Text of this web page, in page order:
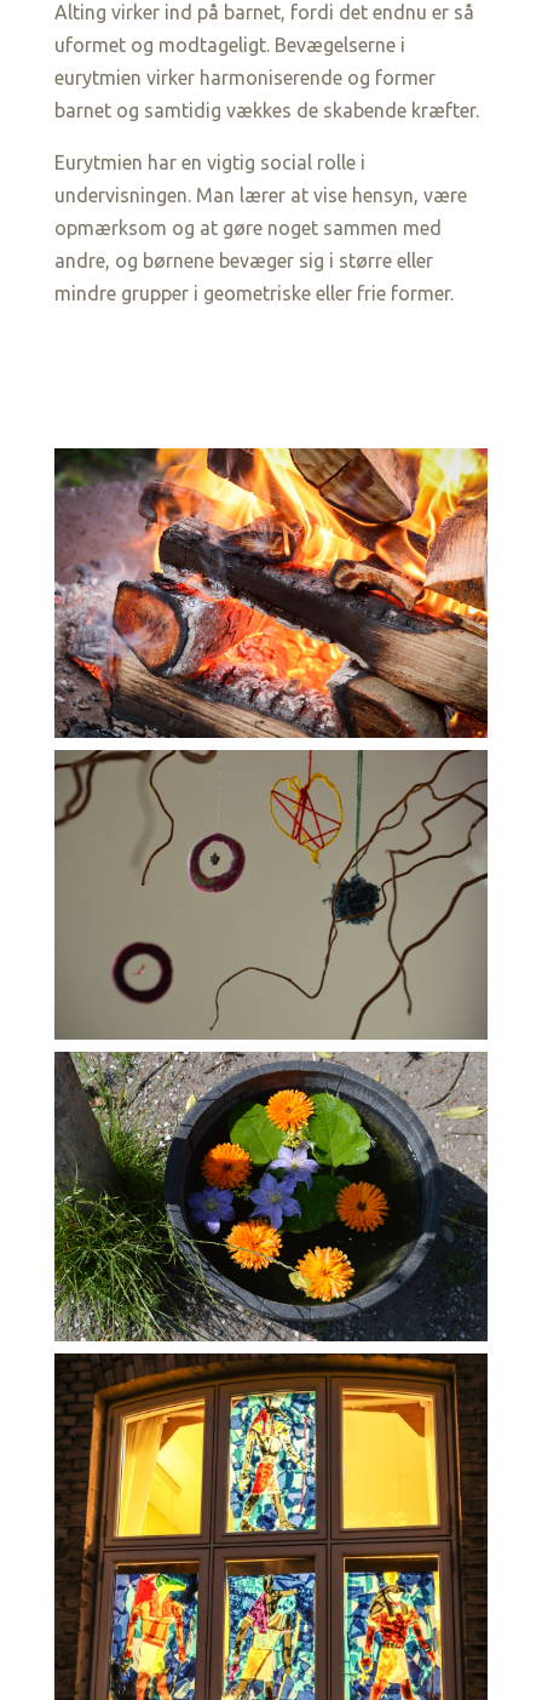
Alting virker ind på barnet, fordi det endnu er så
uformet og modtageligt. Bevægelserne i
eurytmien virker harmoniserende og former
barnet og samtidig vækkes de skabende kræfter.
Eurytmien har en vigtig social rolle i
undervisningen. Man lærer at vise hensyn, være
opmærksom og at gøre noget sammen med
andre, og børnene bevæger sig i større eller
mindre grupper i geometriske eller frie former.